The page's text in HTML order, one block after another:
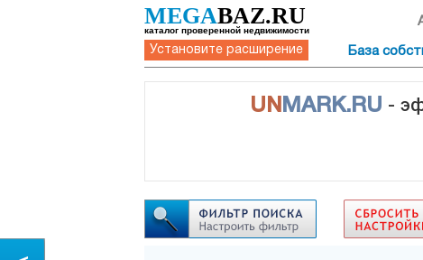
MEGABAZ.RU
каталог проверенной недвижимости
Установите расширение База
UN MARK.RU -